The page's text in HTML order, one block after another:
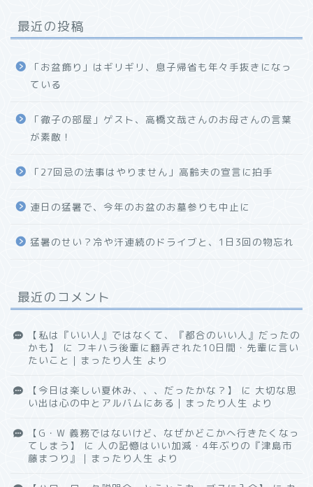
最近の投稿
「お盆飾り」はギリギリ、息子帰省も年々手抜きになっ
ている
「徹子の部屋」ゲスト、高橋文哉さんのお母さんの言葉
が素敵！
「27回忌の法事はやりません」高齢夫の宣言に拍手
連日の猛暑で、今年のお盆のお墓参りも中止に
猛暑のせい？冷や汗連続のドライブと、1日3回の物忘れ
最近のコメント
【私は『いい人』ではなくて、『都合のいい人』だったの
かも】
に フキハラ後輩に翻弄された10日間・先輩に言い
たいこと｜まったり人生 より
【今日は楽しい夏休み、、、だったかな？】 に 大切な思
い出は心の中とアルバムにある｜まったり人生 より
【G・W 義務ではないけど、なぜかどこかへ行きたくなっ
てしまう】
に 人の記憶はいい加減・4年ぶりの『津島市
藤まつり』｜まったり人生 より